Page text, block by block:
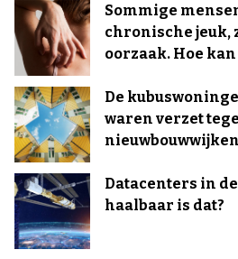
Sommige
chronische jeuk,
oorzaak. Hoe kan
De
waren verzet
nieuwbouwwijken
Datacenters in
haalbaar is dat?